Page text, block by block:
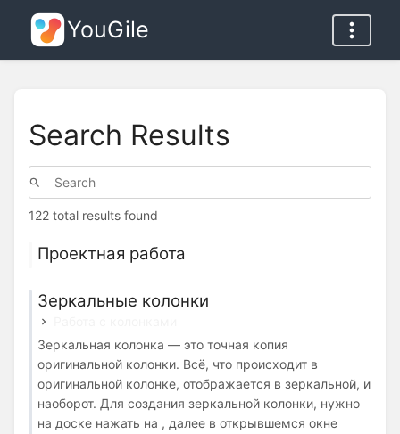
YouGile
Search Results
122 total results found
Проектная работа
Зеркальные колонки
Зеркальная колонка — это точная копия
оригинальной колонки. Всё, что происходит в
оригинальной колонке, отображается в зеркальной, и
наоборот. Для создания зеркальной колонки, нужно
на доске нажать на , далее в открывшемся окне